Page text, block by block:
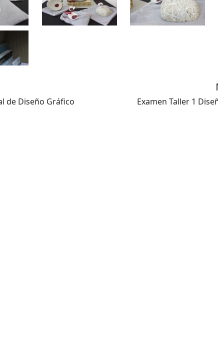
de Diseño Gráfico Examen Taller 1